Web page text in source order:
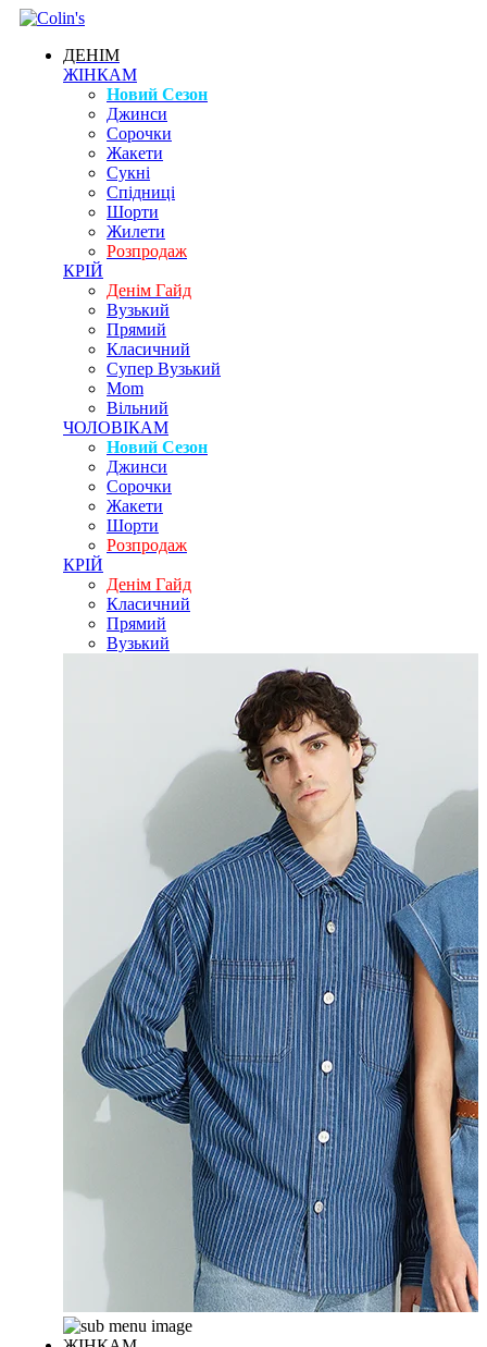
ДЕНІМ
ЖІНКАМ
Новий Сезон
Джинси
Сорочки
Жакети
Сукні
Спідниці
Шорти
Жилети
Розпродаж
КРІЙ
Денім Гайд
Вузький
Прямий
Класичний
Супер Вузький
Mom
Вільний
ЧОЛОВІКАМ
Новий Сезон
Джинси
Сорочки
Жакети
Шорти
Розпродаж
КРІЙ
Денім Гайд
Класичний
Прямий
Вузький